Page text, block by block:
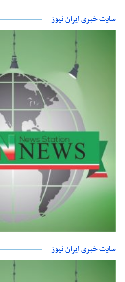
سایت خبری ایران نیوز
سایت خبری ایران نیوز